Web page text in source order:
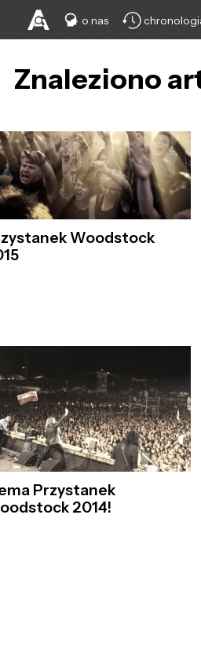
o nas
Znaleziono
Woodstock
Przystanek
2014!